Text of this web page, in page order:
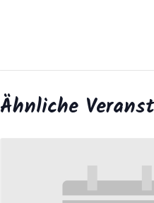
Ähnliche